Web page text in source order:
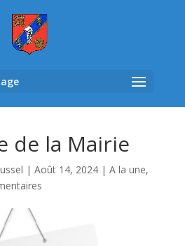
de la Mairie
| Août 14, 2024| A la une,